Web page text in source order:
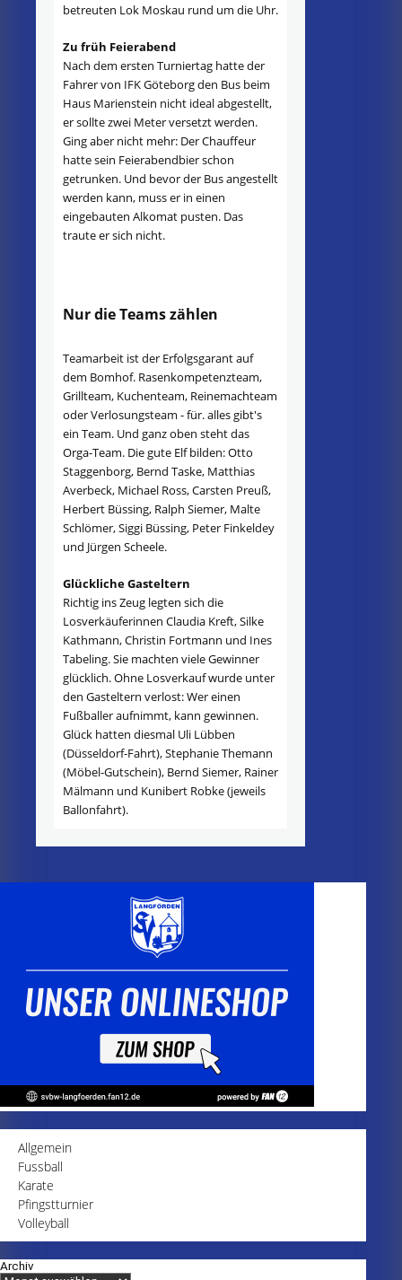
betreuten Lok Moskau rund um die Uhr.
Zu früh Feierabend
Nach dem ersten Turniertag hatte der
Fahrer von IFK Göteborg den Bus beim
Haus Marienstein nicht ideal abgestellt,
er sollte zwei Meter versetzt werden.
Ging aber nicht mehr: Der Chauffeur
hatte sein Feierabendbier schon
getrunken. Und bevor der Bus angestellt
werden kann, muss er in einen
eingebauten Alkomat pusten. Das
traute er sich nicht.
Nur die Teams zählen
Teamarbeit ist der Erfolgsgarant auf
dem Bomhof. Rasenkompetenzteam,
Grillteam, Kuchenteam, Reinemachteam
oder Verlosungsteam - für. alles gibt's
ein Team. Und ganz oben steht das
Orga-Team. Die gute Elf bilden: Otto
Staggenborg, Bernd Taske, Matthias
Averbeck, Michael Ross, Carsten Preuß,
Herbert Büssing, Ralph Siemer, Malte
Schlömer, Siggi Büssing, Peter Finkeldey
und Jürgen Scheele.
Glückliche Gasteltern
Richtig ins Zeug legten sich die
Losverkäuferinnen Claudia Kreft, Silke
Kathmann, Christin Fortmann und Ines
Tabeling. Sie machten viele Gewinner
glücklich. Ohne Losverkauf wurde unter
den Gasteltern verlost: Wer einen
Fußballer aufnimmt, kann gewinnen.
Glück hatten diesmal Uli Lübben
(Düsseldorf-Fahrt), Stephanie Themann
(Möbel-Gutschein), Bernd Siemer, Rainer
Mälmann und Kunibert Robke (jeweils
Ballonfahrt).
Allgemein
Fussball
Karate
Pfingstturnier
Volleyball
Archiv